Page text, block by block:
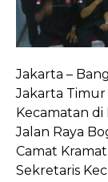
Jakarta –
Jakarta
Kecamatan di
Jalan Raya
Camat
Sekretaris